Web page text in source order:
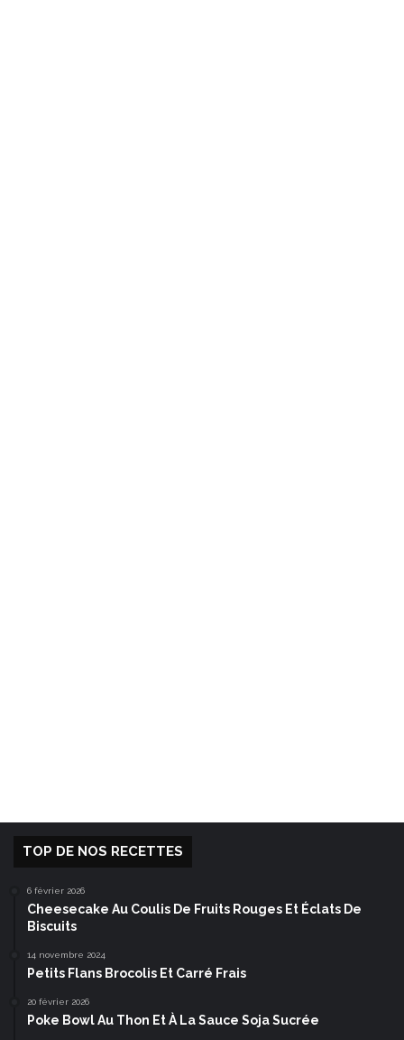
TOP DE NOS RECETTES
6 février 2026
Cheesecake Au Coulis De Fruits Rouges Et Éclats De
Biscuits
14 novembre 2024
Petits Flans Brocolis Et Carré Frais
20 février 2026
Poke Bowl Au Thon Et À La Sauce Soja Sucrée